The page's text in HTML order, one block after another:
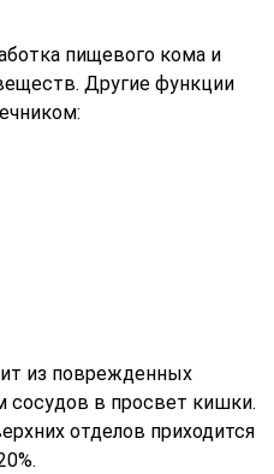
пищевого кома и
Другие функции
из поврежденных
сосудов в просвет кишки.
отделов приходится